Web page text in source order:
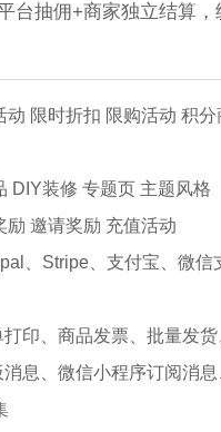
台抽佣+商家独立结算
限时折扣 限购活动 积
DIY装修 专题页 主题风格
励 邀请奖励 充值活动
、Stripe、支付宝、微信
印、商品发票、批量发
息、微信小程序订阅消